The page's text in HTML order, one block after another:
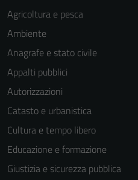
Agricoltura e pesca
Ambiente
Anagrafe e stato civile
Appalti pubblici
Autorizzazioni
Catasto e urbanistica
Cultura e tempo libero
Educazione e formazione
Giustizia e sicurezza pubblica